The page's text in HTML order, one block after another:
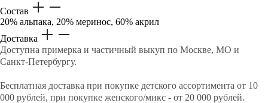
Состав
20% альпака, 20% меринос, 60% акрил
Доставка
Доступна примерка и частичный выкуп по Москве, МО и
Санкт-Петербургу.
Бесплатная доставка при покупке детского ассортимента от 10
000 рублей, при покупке женского/микс - от 20 000 рублей.